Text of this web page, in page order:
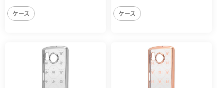
ケース ケース